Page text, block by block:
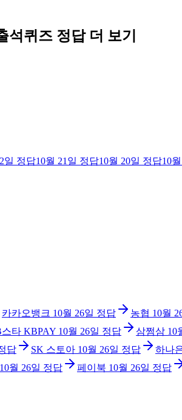
석퀴즈 정답 더 보기
일 정답10월 21일 정답10월 20일 정답10
카카오뱅크 10월 26일 정답 농협 10월
타 KBPAY 10월 26일 정답 삼쩜삼 10
답 SK 스토아 10월 26일 정답 하나
10월 26일 정답 페이북 10월 26일 정답